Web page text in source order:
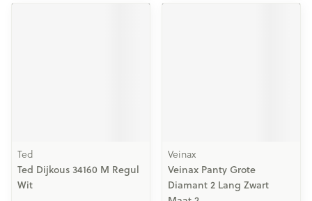
Ted
Ted Dijkous 34160 M Regul
Wit
Veinax
Veinax Panty Grote
Diamant 2 Lang Zwart